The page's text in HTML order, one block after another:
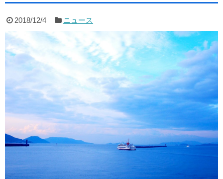
2018/12/4 ニュース